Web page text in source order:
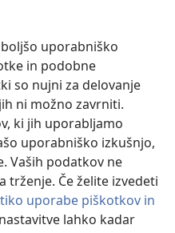
uporabniško
in podobne
so nujni za delovanje
ni možno zavrniti.
ki jih uporabljamo
uporabniško izkušnjo,
Vaših podatkov ne
trženje. Če želite izvedeti
uporabe piškotkov in
lahko kadar